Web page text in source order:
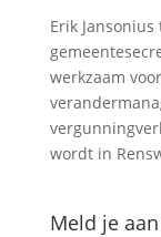
Erik
werkzaam
wordt in
Meld je